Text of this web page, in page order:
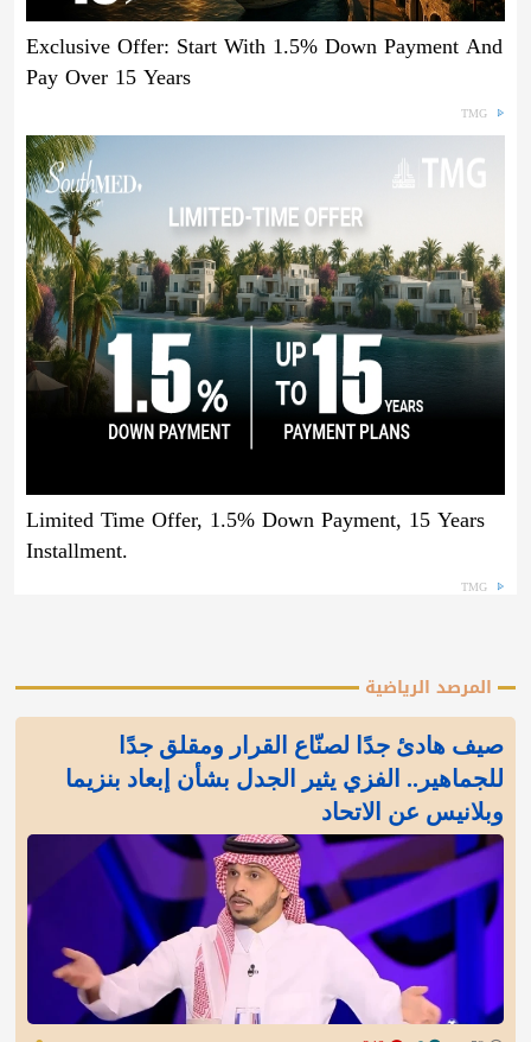
Exclusive Offer: Start With 1.5% Down Payment And
Pay Over 15 Years
TMG
Limited Time Offer, 1.5% Down Payment, 15 Years
Installment.
TMG
المرصد الرياضية
صيف هادئ جدًا لصنّاع القرار ومقلق جدًا
للجماهير.. الفزي يثير الجدل بشأن إبعاد بنزيما
وبلانيس عن الاتحاد